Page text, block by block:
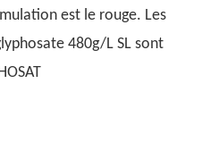
est le rouge. Les
480g/L SL sont